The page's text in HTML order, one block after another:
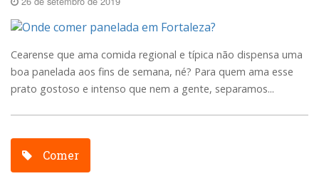
Cearense que ama comida regional e típica não dispensa uma
boa panelada aos fins de semana, né? Para quem ama esse
prato gostoso e intenso que nem a gente, separamos...
Comer